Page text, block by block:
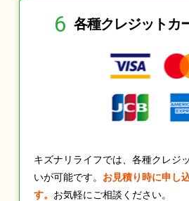
6 各種クレジットカ
キズナリライフでは、各種クレジ
いが可能です。 お見積り時に申し
す。 お気軽にご相談ください。